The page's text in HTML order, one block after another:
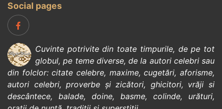
Social pages
Cuvinte potrivite din toate timpurile, de pe tot
globul, pe teme diverse, de la autori celebrisau
din folclor:citate celebre, maxime,cugetări,aforisme,
autori celebri,proverbe și zicători, ghicitori, vrăji si
descântece, balade, doine, basme, colinde, urături,